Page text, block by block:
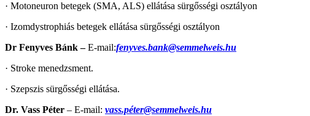
· Motoneuron betegek (SMA, ALS) ellátása sürgősségi osztályon
· Izomdystrophiás betegek ellátása sürgősségi osztályon
Dr Fenyves Bánk –E-mail:fenyves.bank@semmelweis.hu
· Stroke menedzsment.
· Szepszis sürgősségi ellátása.
Dr. Vass Péter – E-mail: vass.péter@semmelweis.hu